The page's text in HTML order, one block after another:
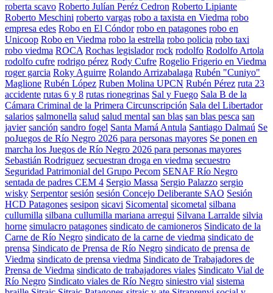
roberta scavo Roberto Julían Peréz Cedron Roberto Lipiante
Roberto Meschini roberto vargas robo a taxista en Viedma robo
empresa edes Robo en El Cóndor robo en patagones robo en
Unicoop Robo en Viedma robo la estrella robo policia robo taxi
robo viedma ROCA Rochas legislador rock rodolfo Rodolfo Artola
rodolfo cufre rodrigo pérez Rody Cufre Rogelio Frigerio en Viedma
roger garcia Roky Aguirre Rolando Arrizabalaga Rubén "Cuniyo"
Maglione Rubén López Ruben Molina UPCN Rubén Pérez ruta 23
accidente rutas 6 y 8 rutas rionegrinas Sal y Fuego Sala B de la
Cámara Criminal de la Primera Circunscripción Sala del Libertador
salarios salmonella salud salud mental san blas san blas pesca san
javier sanción sandro fogel Santa Mamá Antula Santiago Dalmaú Se
poJuegos de Río Negro 2026 para personas mayores Se ponen en
marcha los Juegos de Río Negro 2026 para personas mayores
Sebastián Rodriguez secuestran droga en viedma secuestro
Seguridad Patrimonial del Grupo Pecom SENAF Río Negro
sentada de padres CEM 4 Sergio Massa Sergio Palazzo sergio
wisky Serpentor sesión sesión Concejo Deliberante SAO Sesión
HCD Patagones sesipon sicavi Sicomental sicometal silbana
cullumilla silbana cullumilla mariana arregui Silvana Larralde silvia
horne simulacro patagones sindicato de camioneros Sindicato de la
Carne de Río Negro sindicato de la carne de viedma sindicato de
prensa Sindicato de Prensa de Río Negro sindicato de prensa de
Viedma sindicato de prensa viedma Sindicato de Trabajadores de
Prensa de Viedma sindicato de trabajadores viales Sindicato Vial de
Río Negro Sindicato viales de Río Negro siniestro vial sistema